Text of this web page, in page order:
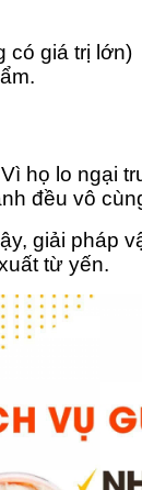
có giá trị lớn)
họ lo ngại
đều vô
giải pháp
từ yến.